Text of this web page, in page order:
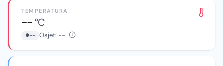
TEMPERATURA
--°C
-- Osjet: --